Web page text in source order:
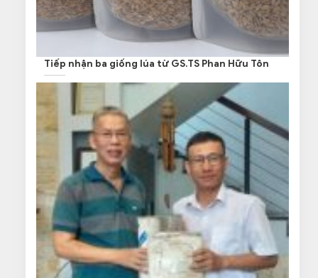
Tiếp nhận ba giống lúa từ GS.TS Phan Hữu Tôn